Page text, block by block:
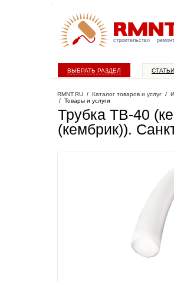
строительство ремонт
ВЫБРАТЬ РАЗДЕЛ СТАТЬИ
RMNT.RU / Каталог товаров и услуг /
/ Товары и услуги
Трубка ТВ-40
(кембрик)).